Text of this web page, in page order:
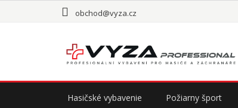
obchod@vyza.cz
Hasičské vybavenie Požiarny šport